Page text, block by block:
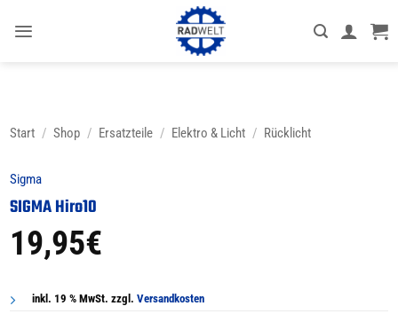
Inhalt
Start / Shop / Ersatzteile / Elektro & Licht / Rücklicht
Sigma
SIGMA Hiro10
19,95€
inkl. 19 % MwSt. zzgl.Versandkosten